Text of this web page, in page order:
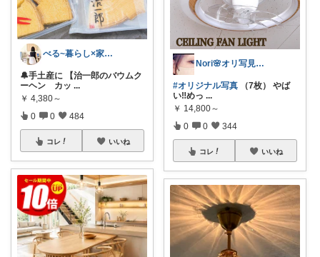
べる~暮らし×家事をラクに快適に
🔔手土産に 【治一郎のバウムク
ーヘン カッ ...
￥ 4,380～
0 0 484
コレ いいね
Nori🌸オリ写見て欲しいなぁ🤭
#オリジナル写真 （7枚） やば
い‼️めっ ...
￥ 14,800～
0 0 344
コレ いいね